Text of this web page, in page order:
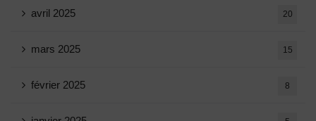
avril 2025 20
mars 2025 15
février 2025 8